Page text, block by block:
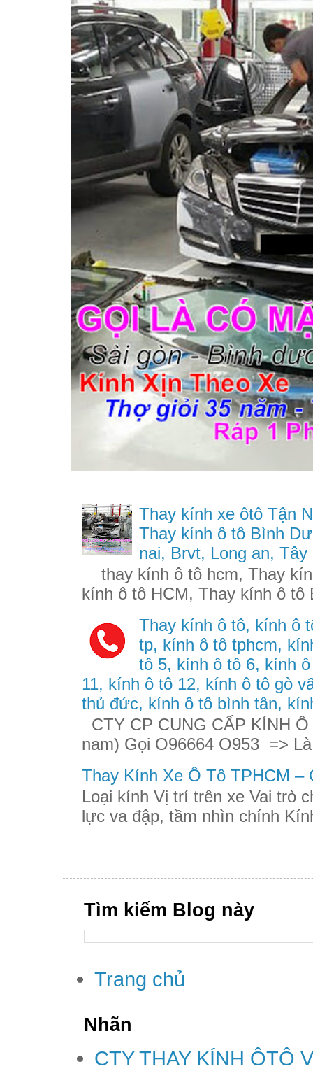
Thay kính xe ôtô Tận
Thay kính ô tô Bình
nai, Brvt, Long an,
thay kính ô tô hcm, Thay
kính ô tô HCM, Thay kính ô
Thay kính ô tô, kính ô
tp, kính ô tô tphcm,
tô 5, kính ô tô 6, kính
11, kính ô tô 12, kính ô tô gò
thủ đức, kính ô tô bình tân,
CTY CP CUNG CẤP KÍNH
nam) Gọi O96664 O953 =>
Thay Kính Xe Ô Tô TPHCM –
Loại kính Vị trí trên xe Vai trò
lực va đập, tầm nhìn chính
Tìm kiếm Blog này
Trang chủ
Nhãn
CTY THAY KÍNH ÔTÔ